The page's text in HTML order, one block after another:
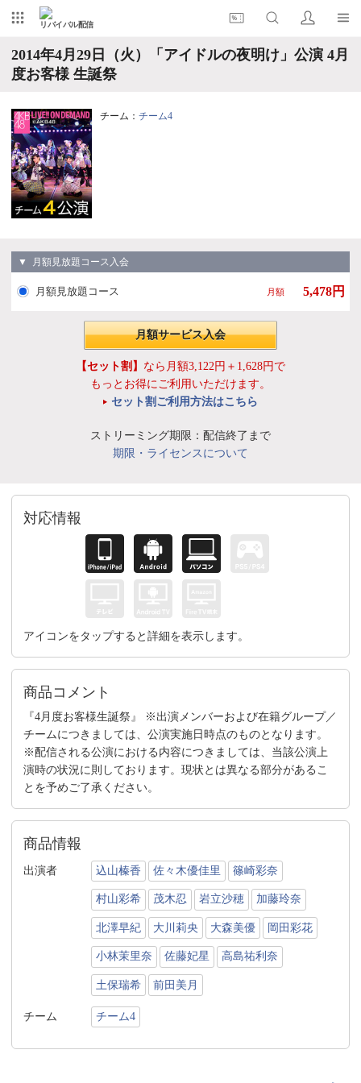
リバイバル配信
2014年4月29日（火）「アイドルの夜明け」公演 4月
度お客様 生誕祭
チーム： チーム4
▼ 月額見放題コース入会
月額見放題コース 月額 5,478円
月額サービス入会
【セット割】 なら月額3,122円＋1,628円で
もっとお得にご利用いただけます。
セット割ご利用方法はこちら
ストリーミング期限：配信終了まで
期限・ライセンスについて
対応情報
アイコンをタップすると詳細を表示します。
商品コメント
『4月度お客様生誕祭』 ※出演メンバーおよび在籍グループ／
チームにつきましては、公演実施日時点のものとなります。
※配信される公演における内容につきましては、当該公演上
演時の状況に則しております。現状とは異なる部分があるこ
とを予めご了承ください。
商品情報
出演者 込山榛香 佐々木優佳里 篠崎彩奈
村山彩希 茂木忍 岩立沙穂 加藤玲奈
北澤早紀 大川莉央 大森美優 岡田彩花
小林茉里奈 佐藤妃星 高島祐利奈
土保瑞希 前田美月
チーム チーム4